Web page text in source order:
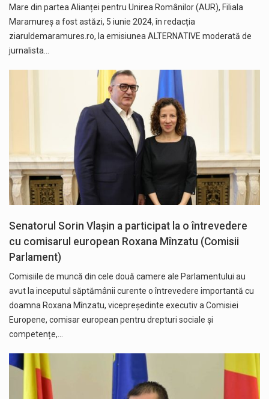
Mare din partea Alianței pentru Unirea Românilor (AUR), Filiala
Maramureș a fost astăzi, 5 iunie 2024, în redacția
ziaruldemaramures.ro, la emisiunea ALTERNATIVE moderată de
jurnalista…
Senatorul Sorin Vlașin a participat la o întrevedere
cu comisarul european Roxana Mînzatu (Comisii
Parlament)
Comisiile de muncă din cele două camere ale Parlamentului au
avut la inceputul săptămânii curente o întrevedere importantă cu
doamna Roxana Mînzatu, vicepreședinte executiv a Comisiei
Europene, comisar european pentru drepturi sociale și
competențe,…